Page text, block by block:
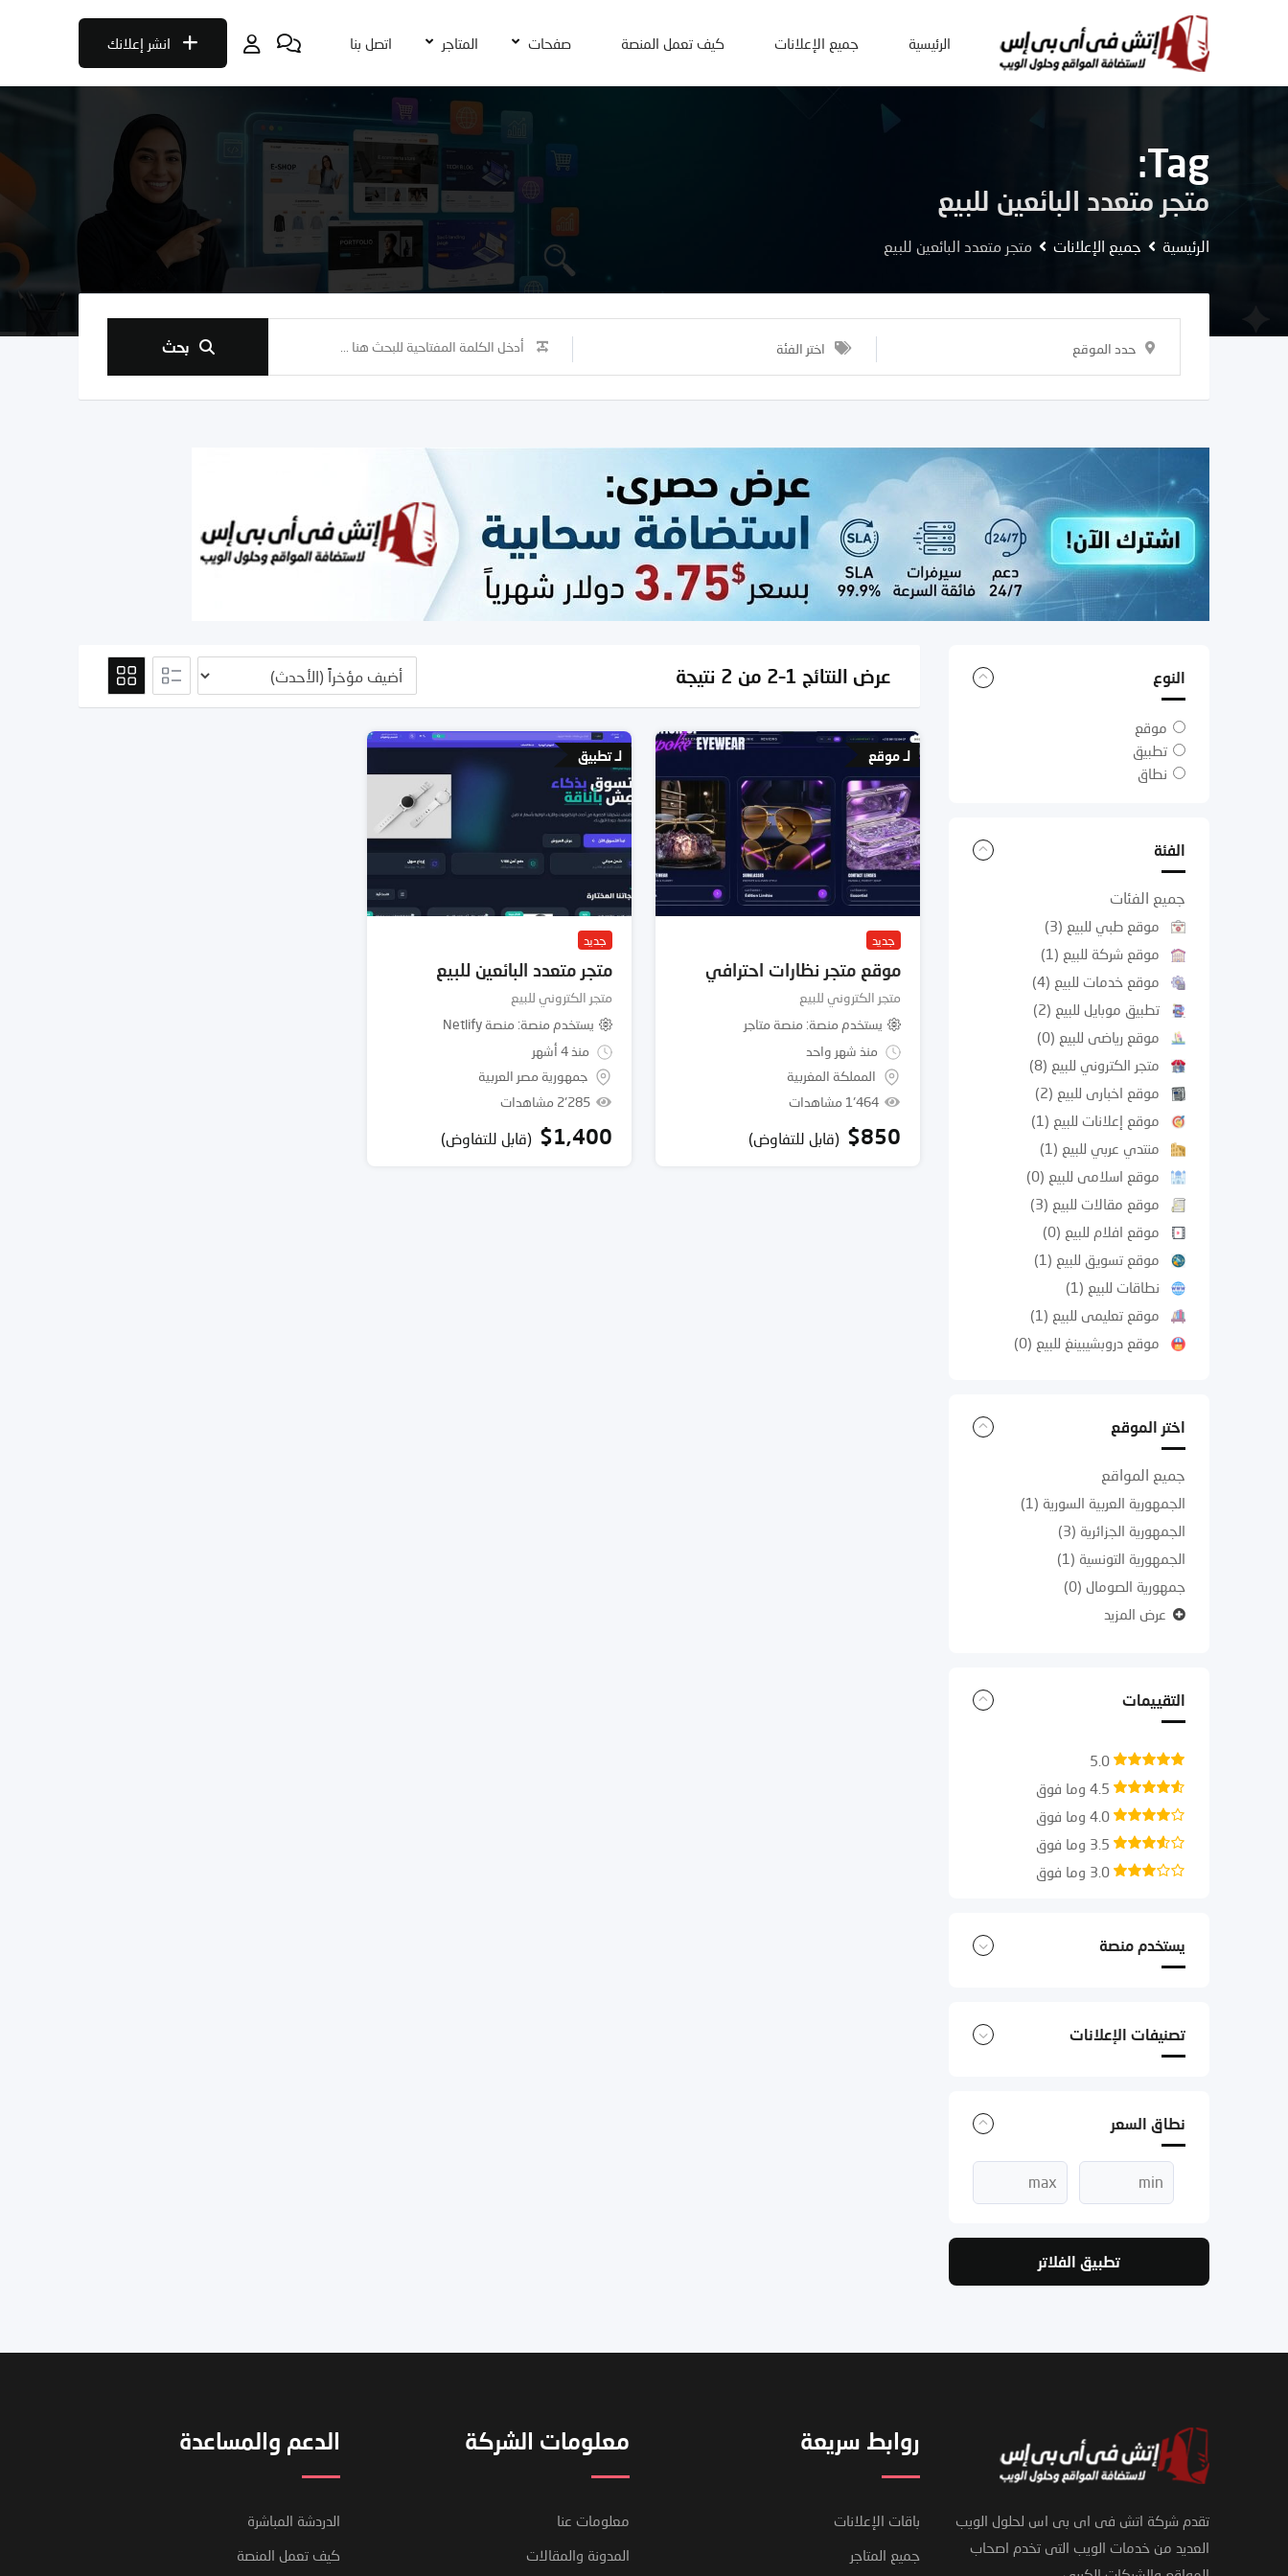
الرئيسية جميع الإعلانات كيف تعمل المنصة صفحات المتاجر اتصل بنا انشر إعلانك
Tag:
متجر متعدد البائعين للبيع
الرئيسية جميع الإعلانات متجر متعدد البائعين للبيع
حدد الموقع اختر الفئة بحث
النوع
موقع
تطبيق
نطاق
الفئة
جميع الفئات
موقع طبي للبيع (3)
موقع شركة للبيع (1)
موقع خدمات للبيع (4)
تطبيق موبايل للبيع (2)
موقع رياضى للبيع (0)
متجر الكتروني للبيع (8)
موقع اخبارى للبيع (2)
موقع إعلانات للبيع (1)
منتدي عربي للبيع (1)
موقع اسلامى للبيع (0)
موقع مقالات للبيع (3)
موقع افلام للبيع (0)
موقع تسويق للبيع (1)
نطاقات للبيع (1)
موقع تعليمى للبيع (1)
موقع دروبشيبينغ للبيع (0)
اختر الموقع
جميع المواقع
الجمهورية العربية السورية (1)
الجمهورية الجزائرية (3)
الجمهورية التونسية (1)
جمهورية الصومال (0)
عرض المزيد
التقييمات
5.0
4.5 وما فوق
4.0 وما فوق
3.5 وما فوق
3.0 وما فوق
يستخدم منصة
تصنيفات الإعلانات
نطاق السعر
تطبيق الفلاتر
عرض النتائج 1–2 من 2 نتيجة
لـ موقع
جديد
موقع متجر نظارات احترافي
متجر الكتروني للبيع
يستخدم منصة منصة متاجر
منذ شهر واحد
المملكة المغربية
1٬464 مشاهدات
$850 (قابل للتفاوض)
لـ تطبيق
جديد
متجر متعدد البائعين للبيع
متجر الكتروني للبيع
يستخدم منصة منصة Netlify
منذ 4 أشهر
جمهورية مصر العربية
2٬285 مشاهدات
$1,400 (قابل للتفاوض)
تقدم شركة اتش فى اى بى اس لحلول الويب
العديد من خدمات الويب التى تخدم اصحاب
روابط سريعة
باقات الإعلانات
جميع المتاجر
معلومات الشركة
معلومات عنا
المدونة والمقالات
الدعم والمساعدة
الدردشة المباشرة
كيف تعمل المنصة